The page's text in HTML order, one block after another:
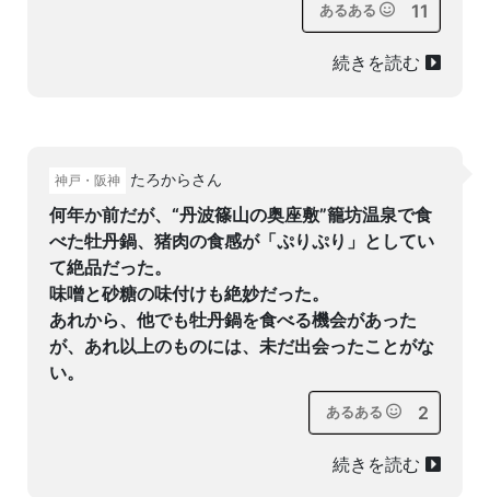
あるある 11
続きを読む
神戸・阪神 たろからさん
何年か前だが、“丹波篠山の奥座敷”籠坊温泉で食
べた牡丹鍋、猪肉の食感が「ぷりぷり」としてい
て絶品だった。
味噌と砂糖の味付けも絶妙だった。
あれから、他でも牡丹鍋を食べる機会があった
が、あれ以上のものには、未だ出会ったことがな
い。
あるある 2
続きを読む